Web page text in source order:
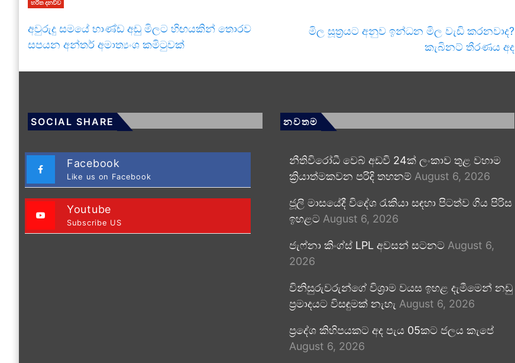
හරිත දනව්ව
අවුරුදු සමයේ භාණ්ඩ අඩු මිලට හිඟයකින් තොරව
සපයන අන්තර් අමාත්‍යංශ කමිටුවක්
මිල සූත්‍රයට අනුව ඉන්ධන මිල වැඩි කරනවාද?
කැබිනට් තීරණය අද
SOCIAL SHARE
Facebook
Like us on Facebook
Youtube
Subscribe US
නවතම
නීතිවිරෝධී වෙබ් අඩවි 24ක් ලංකාව තුළ වහාම
ක්‍රියාත්මකවන පරිදි තහනම් August 6, 2026
ජූලි මාසයේදී විදේශ රැකියා සඳහා පිටත්ව ගිය පිරිස
ඉහළට August 6, 2026
ජැෆ්නා කිංග්ස් LPL අවසන් සටනට August 6,
2026
විනිසුරුවරුන්ගේ විශ්‍රාම වයස ඉහළ දැමීමෙන් නඩු
ප්‍රමාදයට විසඳුමක් නැහැ August 6, 2026
ප්‍රදේශ කිහිපයකට අද පැය 05කට ජලය කැපේ
August 6, 2026